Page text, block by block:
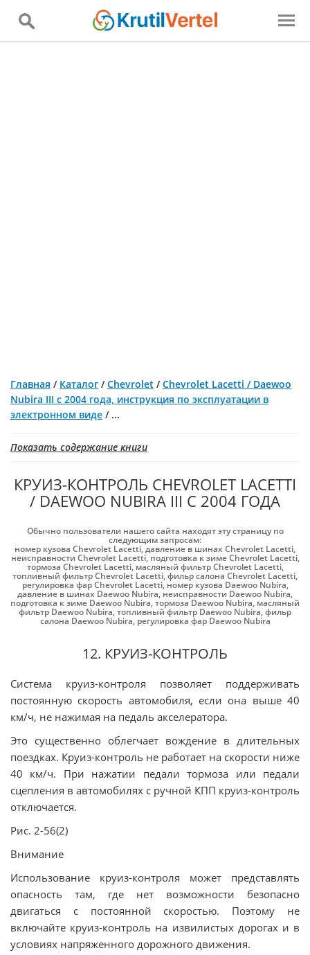
Главная / Каталог /Chevrolet /Chevrolet Lacetti / Daewoo
Nubira III с 2004 года, инструкция по эксплуатации в
электронном виде / ...
Показать содержание книги
КРУИЗ-КОНТРОЛЬ CHEVROLET LACETTI
/ DAEWOO NUBIRA III С 2004 ГОДА
Обычно пользователи нашего сайта находят эту страницу по
следующим запросам:
номер кузова Chevrolet Lacetti,давление в шинах Chevrolet Lacetti,
неисправности Chevrolet Lacetti, подготовка к зиме Chevrolet Lacetti,
тормоза Chevrolet Lacetti, масляный фильтр Chevrolet Lacetti,
топливный фильтр Chevrolet Lacetti,фильр салона Chevrolet Lacetti,
регулировка фар Chevrolet Lacetti, номер кузова Daewoo Nubira,
давление в шинах Daewoo Nubira, неисправности Daewoo Nubira,
подготовка к зиме Daewoo Nubira,тормоза Daewoo Nubira, масляный
фильтр Daewoo Nubira,топливный фильтр Daewoo Nubira,фильр
салона Daewoo Nubira, регулировка фар Daewoo Nubira
12. КРУИЗ-КОНТРОЛЬ
Система круиз-контроля позволяет поддерживать
постоянную скорость автомобиля, если она выше 40
км/ч, не нажимая на педаль акселератора.
Это существенно облегчает вождение в длительных
поездках. Круиз-контроль не работает на скорости ниже
40 км/ч. При нажатии педали тормоза или педали
сцепления в автомобилях с ручной КПП круиз-контроль
отключается.
Рис. 2-56(2)
Внимание
Использование круиз-контроля может представлять
опасность там, где нет возможности безопасно
двигаться с постоянной скоростью. Поэтому не
включайте круиз-контроль на извилистых дорогах и в
условиях напряженного дорожного движения.